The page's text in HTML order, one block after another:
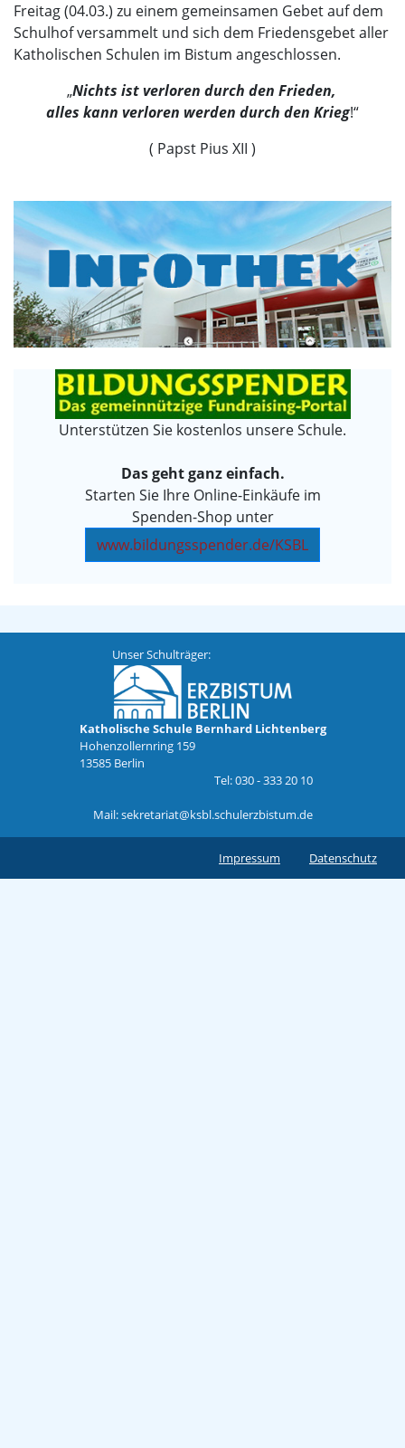
Freitag (04.03.) zu einem gemeinsamen Gebet auf dem
Schulhof versammelt und sich dem Friedensgebet aller
Katholischen Schulen im Bistum angeschlossen.
„Nichts ist verloren durch den Frieden,
alles kann verloren werden durch den Krieg!“
( Papst Pius XII )
Unterstützen Sie kostenlos unsere Schule.
Das geht ganz einfach.
Starten Sie Ihre Online-Einkäufe im
Spenden-Shop unter
www.bildungsspender.de/KSBL
Unser Schulträger:
Katholische Schule Bernhard Lichtenberg
Hohenzollernring 159
13585 Berlin
Tel:030 - 333 20 10
Mail:sekretariat@ksbl.schulerzbistum.de
Impressum Datenschutz